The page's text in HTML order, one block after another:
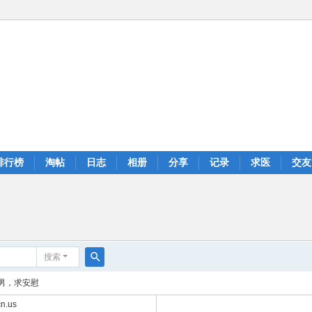
行榜 淘帖 日志 相册 分享 记录 求医 交友
搜索
索
，求安慰